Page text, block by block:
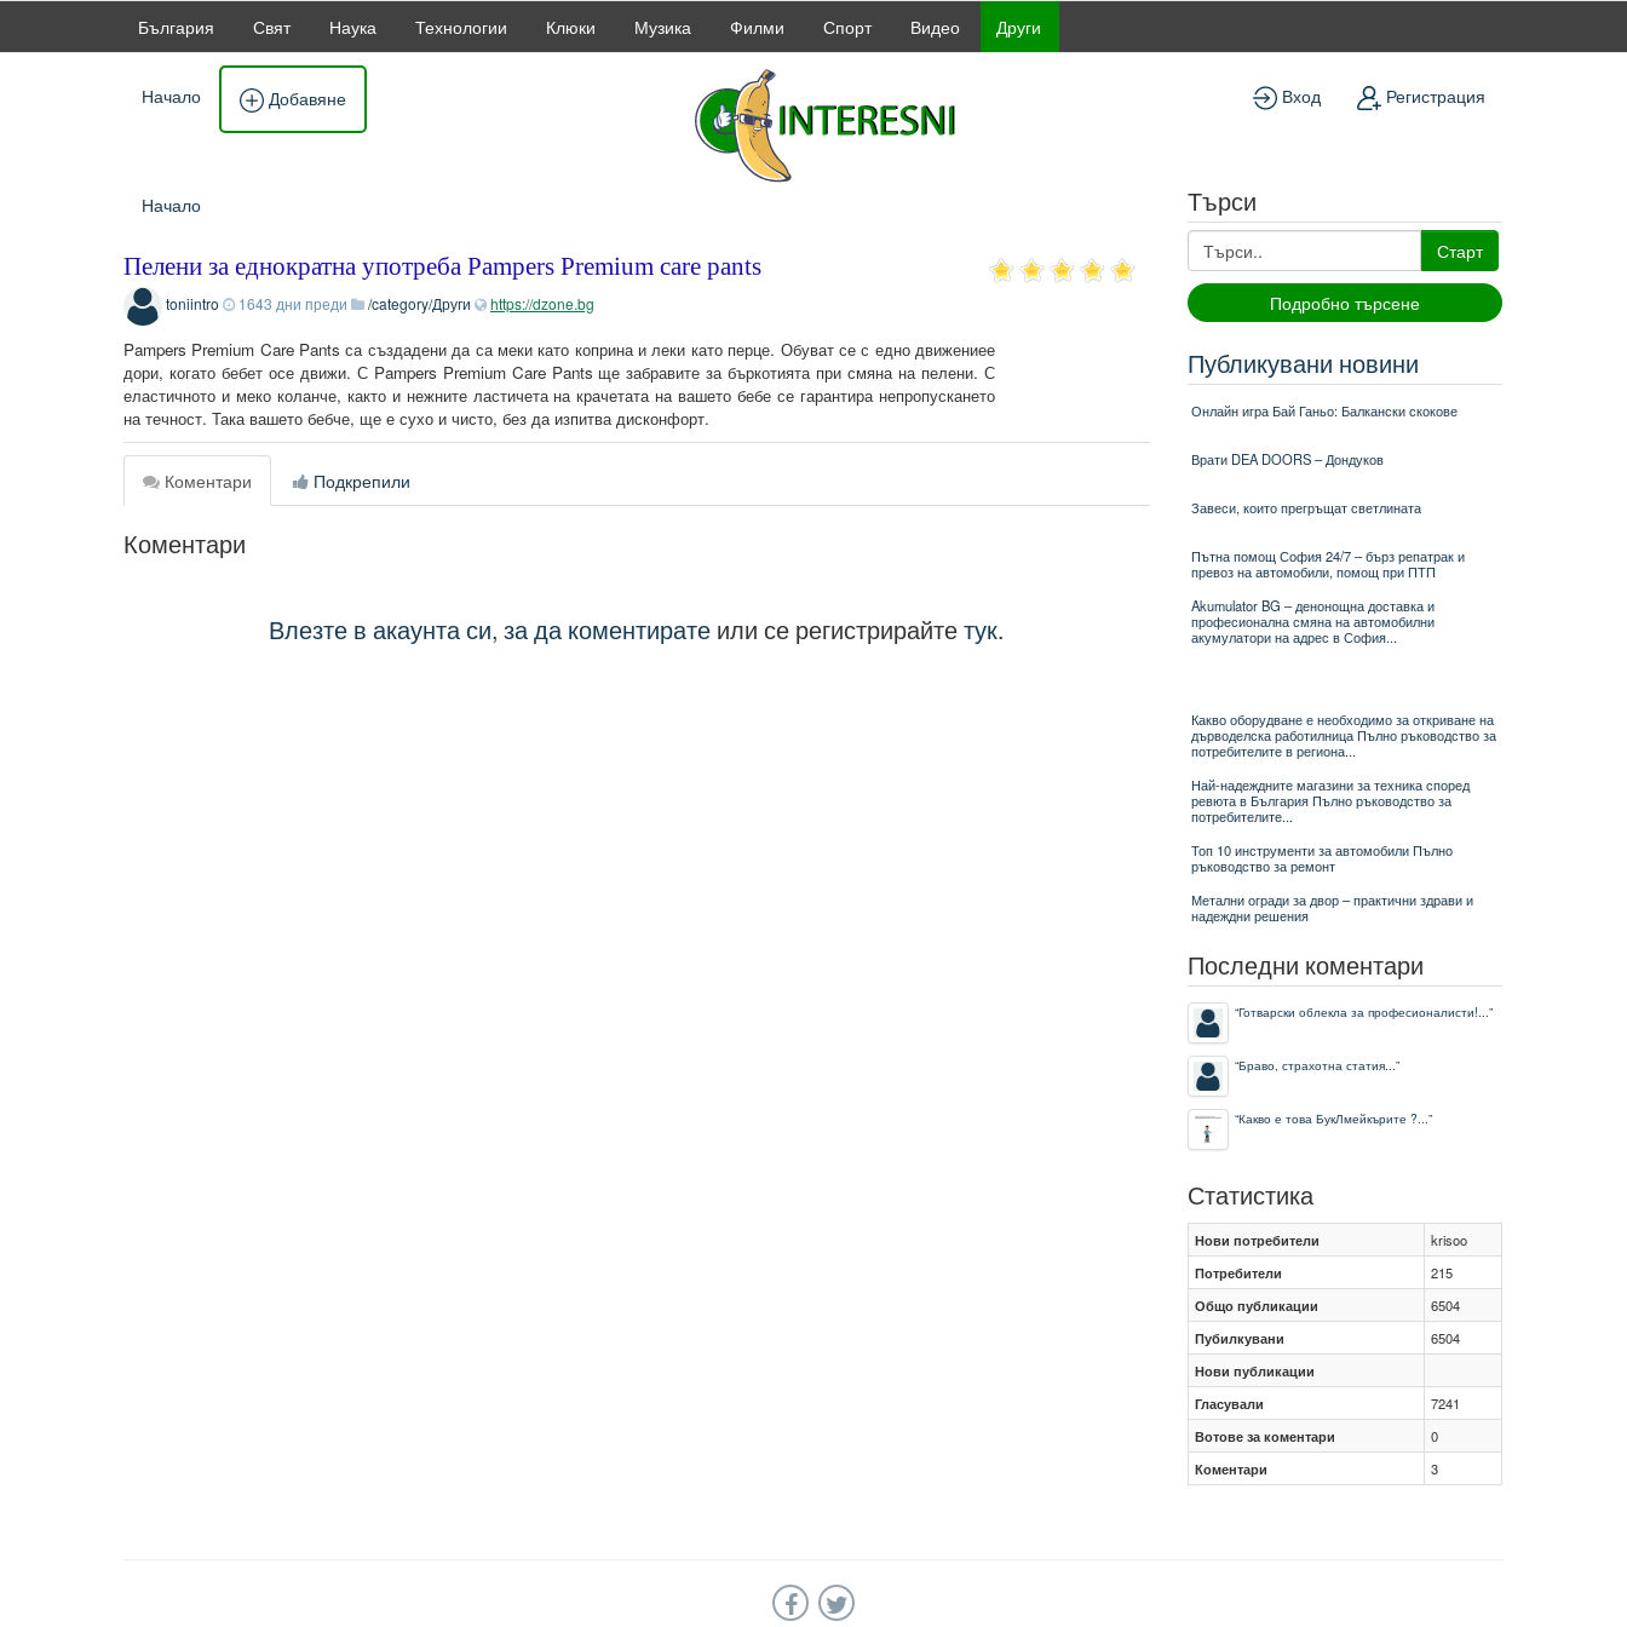
България Свят Наука Технологии Клюки Музика Филми Спорт Видео Други
Начало Регистрация
Вход
Добавяне
Начало
Пелени за еднократна употреба Pampers Premium care pants
toniintro 1643 дни преди /category/Други https://dzone.bg
Pampers Premium Care Pants са създадени да са меки като коприна и леки като перце. Обуват се с едно движениее
дори, когато бебет осе движи. С Pampers Premium Care Pants ще забравите за бъркотията при смяна на пелени. С
еластичното и меко коланче, както и нежните ластичета на крачетата на вашето бебе се гарантира непропускането
на течност. Така вашето бебче, ще е сухо и чисто, без да изпитва дисконфорт.
Коментари Подкрепили
Коментари
Влезте в акаунта си, за да коментирате или се регистрирайтетук.
Търси
Старт
Подробно търсене
Публикувани новини
Онлайн игра Бай Ганьо: Балкански скокове
Врати DEA DOORS – Дондуков
Завеси, които прегръщат светлината
Пътна помощ София 24/7 – бърз репатрак и
превоз на автомобили, помощ при ПТП
Akumulator BG – денонощна доставка и
професионална смяна на автомобилни
акумулатори на адрес в София...
Какво оборудване е необходимо за откриване на
дърводелска работилница Пълно ръководство за
потребителите в региона...
Най-надеждните магазини за техника според
ревюта в България Пълно ръководство за
потребителите...
Топ 10 инструменти за автомобили Пълно
ръководство за ремонт
Метални огради за двор – практични здрави и
надеждни решения
Последни коментари
“Готварски облекла за професионалисти!...”
“Браво, страхотна статия...”
“Какво е това БукЛмейкърите ?...”
Статистика
Нови потребители
krisoo
Потребители
215
Общо публикации
6504
Пубилкувани
6504
Нови публикации
Гласували
7241
Вотове за коментари
0
Коментари
3